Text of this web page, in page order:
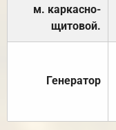
м. каркасно-
щитовой.
Генератор